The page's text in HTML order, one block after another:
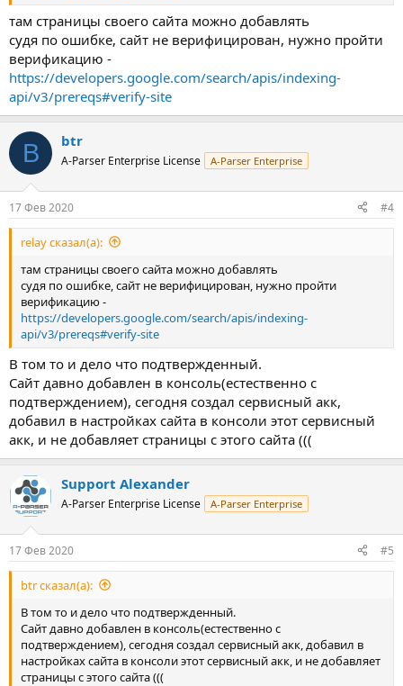
там страницы своего сайта можно добавлять
судя по ошибке, сайт не верифицирован, нужно пройти
верификацию -
https://developers.google.com/search/apis/indexing-
api/v3/prereqs#verify-site
B btr
A-Parser Enterprise License A-Parser Enterprise
17 Фев 2020 #4
relay сказал(а):
там страницы своего сайта можно добавлять
судя по ошибке, сайт не верифицирован, нужно пройти
верификацию -
https://developers.google.com/search/apis/indexing-
api/v3/prereqs#verify-site
В том то и дело что подтвержденный.
Сайт давно добавлен в консоль(естественно с
подтверждением), сегодня создал сервисный акк,
добавил в настройках сайта в консоли этот сервисный
акк, и не добавляет страницы с этого сайта (((
Support Alexander
A-Parser Enterprise License A-Parser Enterprise
17 Фев 2020 #5
btr сказал(а):
В том то и дело что подтвержденный.
Сайт давно добавлен в консоль(естественно с
подтверждением), сегодня создал сервисный акк, добавил в
настройках сайта в консоли этот сервисный акк, и не добавляет
страницы с этого сайта (((